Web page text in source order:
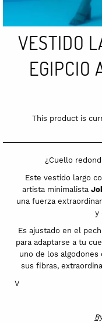
VESTIDO
EGIPCIO
This product is
¿Cuello
Este vestido largo
artista minimalista
una fuerza
y
Es ajustado en el
para adaptarse a tu
uno de los algodones
sus fibras,
V